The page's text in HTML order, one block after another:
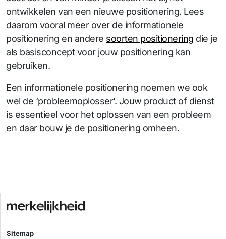
ontwikkelen van een nieuwe positionering. Lees
daarom vooral meer over de informationele
positionering en andere soorten positionering die je
als basisconcept voor jouw positionering kan
gebruiken.
Een informationele positionering noemen we ook
wel de ‘probleemoplosser’. Jouw product of dienst
is essentieel voor het oplossen van een probleem
en daar bouw je de positionering omheen.
Sitemap